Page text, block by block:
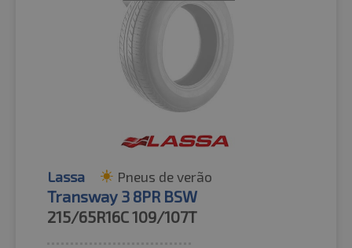
Lassa Pneus de verão
Transway 3 8PR BSW
215/65R16C109/107T